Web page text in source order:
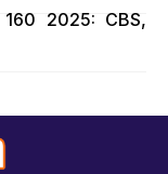
2025: CBS,